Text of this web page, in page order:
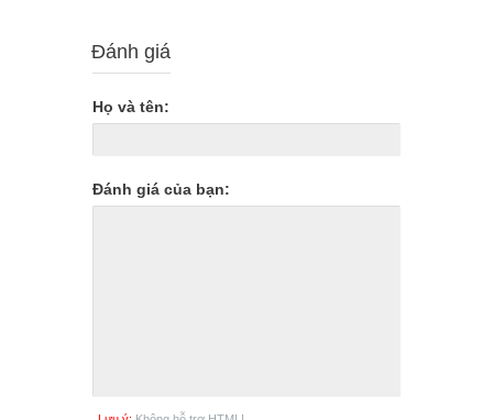
Đánh giá
Họ và tên:
Đánh giá của bạn: